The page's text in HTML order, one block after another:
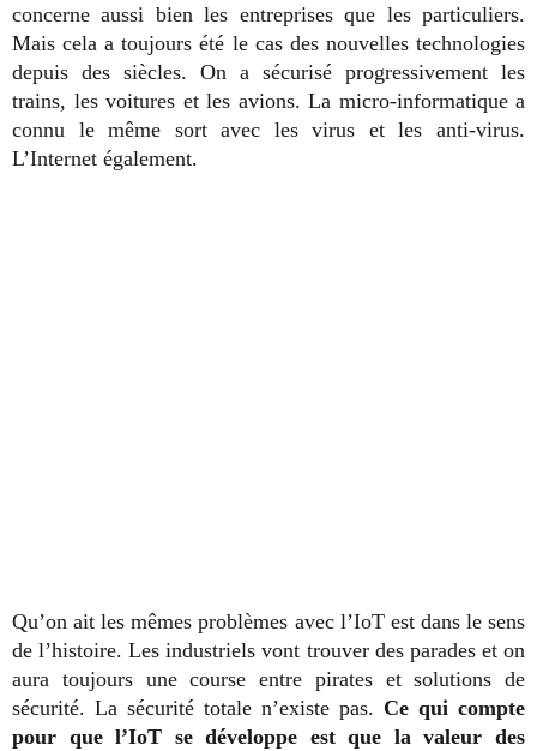
concerne aussi bien les entreprises que les particuliers.
Mais cela a toujours été le cas des nouvelles technologies
depuis des siècles. On a sécurisé progressivement les
trains, les voitures et les avions. La micro-informatique a
connu le même sort avec les virus et les anti-virus.
L’Internet également.
Qu’on ait les mêmes problèmes avec l’IoT est dans le sens
de l’histoire. Les industriels vont trouver des parades et on
aura toujours une course entre pirates et solutions de
sécurité. La sécurité totale n’existe pas. Ce qui compte
pour que l’IoT se développe est que la valeur des